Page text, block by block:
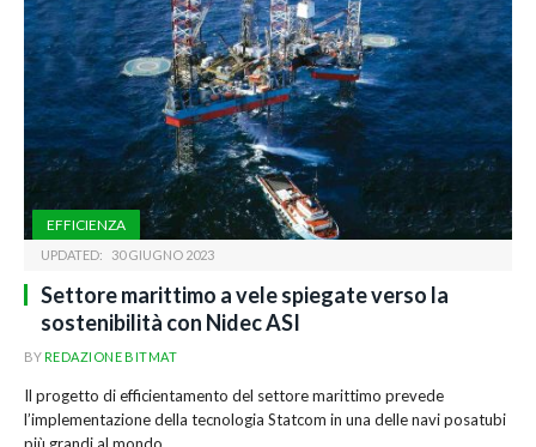
EFFICIENZA
UPDATED: 30 GIUGNO 2023
Settore marittimo a vele spiegate verso la
sostenibilità con Nidec ASI
BYREDAZIONE BITMAT
Il progetto di efficientamento del settore marittimo prevede
l’implementazione della tecnologia Statcom in una delle navi posatubi